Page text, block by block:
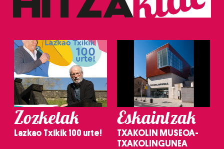
Zozketak
Lazkao Txikik 100 urte!
Eskaintzak
TXAKOLIN MUSEOA-
TXAKOLINGUNEA